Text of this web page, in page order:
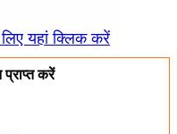
यहां क्लिक करें
प्राप्त करें